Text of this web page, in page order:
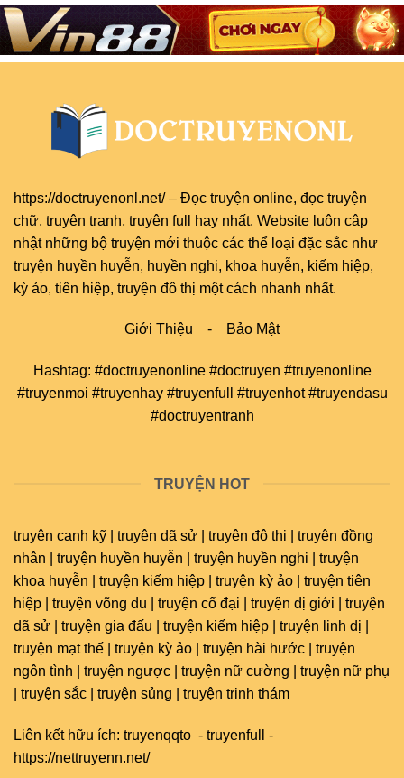
https://doctruyenonl.net/– Đọc truyện online, đọc truyện
chữ, truyện tranh, truyện full
hay nhất. Website luôn cập
nhật những bộ truyện mới thuộc các thể loại đặc sắc như
truyện huyền huyễn, huyền nghi, khoa huyễn, kiếm hiệp,
kỳ ảo, tiên hiệp, truyện đô thị một cách nhanh nhất.
Giới Thiệu - Bảo Mật
Hashtag: #doctruyenonline #doctruyen #truyenonline
#truyenmoi #truyenhay #truyenfull #truyenhot #truyendasu
#doctruyentranh
TRUYỆN HOT
truyện cạnh kỹ | truyện dã sử | truyện đô thị | truyện đồng
nhân | truyện huyền huyễn | truyện huyền nghi | truyện
khoa huyễn | truyện kiếm hiệp | truyện kỳ ảo | truyện tiên
hiệp | truyện võng du | truyện cổ đại | truyện dị giới | truyện
dã sử | truyện gia đấu | truyện kiếm hiệp | truyện linh dị |
truyện mạt thế | truyện kỳ ảo | truyện hài hước | truyện
ngôn tình | truyện ngược | truyện nữ cường | truyện nữ phụ
| truyện sắc | truyện sủng | truyện trinh thám
Liên kết hữu ích: truyenqqto - truyenfull
-
https://nettruyenn.net/